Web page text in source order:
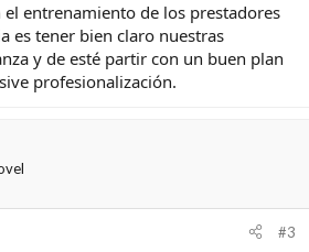
entrenamiento de los prestadores
es tener bien claro nuestras
y de esté partir con un buen plan
profesionalización.
#3